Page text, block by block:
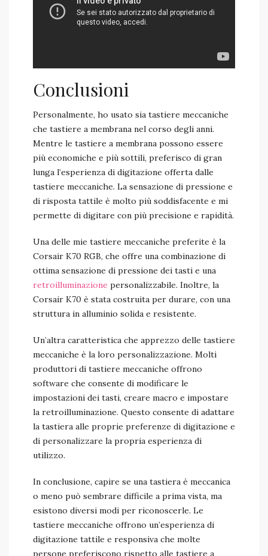
Conclusioni
Personalmente, ho usato sia tastiere meccaniche
che tastiere a membrana nel corso degli anni.
Mentre le tastiere a membrana possono essere
più economiche e più sottili, preferisco di gran
lunga l’esperienza di digitazione offerta dalle
tastiere meccaniche. La sensazione di pressione e
di risposta tattile è molto più soddisfacente e mi
permette di digitare con più precisione e rapidità.
Una delle mie tastiere meccaniche preferite è la
Corsair K70 RGB, che offre una combinazione di
ottima sensazione di pressione dei tasti e una
retroilluminazione personalizzabile. Inoltre, la
Corsair K70 è stata costruita per durare, con una
struttura in alluminio solida e resistente.
Un’altra caratteristica che apprezzo delle tastiere
meccaniche è la loro personalizzazione. Molti
produttori di tastiere meccaniche offrono
software che consente di modificare le
impostazioni dei tasti, creare macro e impostare
la retroilluminazione. Questo consente di adattare
la tastiera alle proprie preferenze di digitazione e
di personalizzare la propria esperienza di
utilizzo.
In conclusione, capire se una tastiera è meccanica
o meno può sembrare difficile a prima vista, ma
esistono diversi modi per riconoscerle. Le
tastiere meccaniche offrono un’esperienza di
digitazione tattile e responsiva che molte
persone preferiscono rispetto alle tastiere a